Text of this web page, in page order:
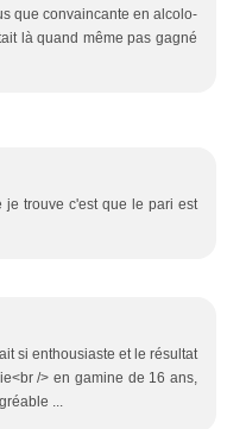
que convaincante en alcolo-
là quand même pas gagné
je trouve c'est que le pari est
si enthousiaste et le résultat
/> en gamine de 16 ans,
...